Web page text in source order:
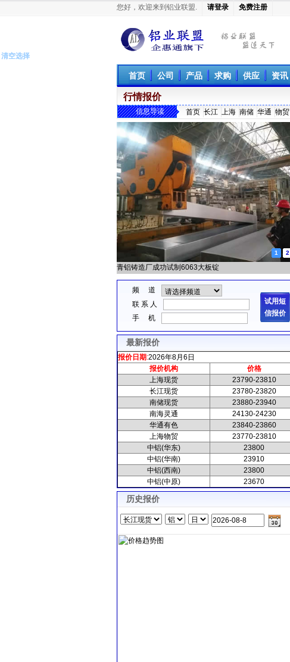
您好，欢迎来到铝业联盟. 请登录 免费注册
铝业联盟
首页 公司 产品 求购 供应 资讯
行情报价
信息导读 首页 长江 上海 南储 华通 物贸
青铝铸造厂成功试制6063大板锭
美国信用卡违约显著增加
1 2
频 道
联 系 人
手 机
试用短
信报价
最新报价
报价日期:2026年8月6日
报价机构
价格
上海现货
23790-23810
长江现货
23780-23820
南储现货
23880-23940
南海灵通
24130-24230
华通有色
23840-23860
上海物贸
23770-23810
中铝(华东)
23800
中铝(华南)
23910
中铝(西南)
23800
中铝(中原)
23670
历史报价